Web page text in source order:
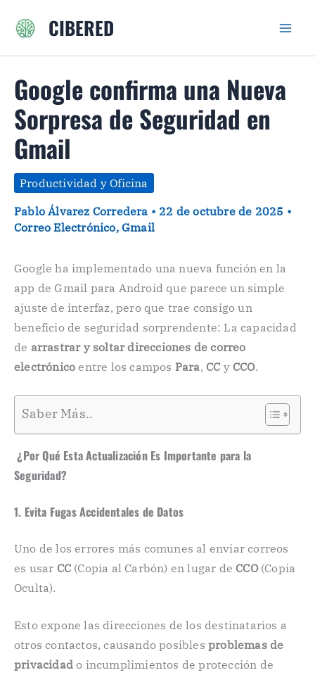
CIBERED
Google confirma una Nueva
Sorpresa de Seguridad en
Gmail
Productividad y Oficina
Pablo Álvarez Corredera • 22 de octubre de 2025 •
Correo Electrónico,Gmail
Google ha implementado una nueva función en la
app de Gmail para Android que parece un simple
ajuste de interfaz, pero que trae consigo un
beneficio de seguridad sorprendente: La capacidad
de arrastrar y soltar direcciones de correo
electrónico entre los campos Para, CC y CCO.
Saber Más..
️ ¿Por Qué Esta Actualización Es Importante para la
Seguridad?
1. Evita Fugas Accidentales de Datos
Uno de los errores más comunes al enviar correos
es usar CC (Copia al Carbón) en lugar de CCO(Copia
Oculta).
Esto expone las direcciones de los destinatarios a
otros contactos, causando posibles problemas de
privacidad o incumplimientos de protección de